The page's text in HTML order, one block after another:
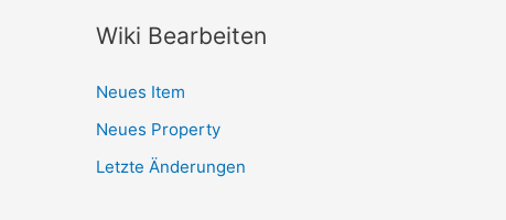
Wiki Bearbeiten
Neues Item
Neues Property
Letzte Änderungen